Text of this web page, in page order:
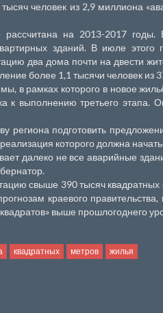
человек из 2,9 миллиона
на 2013-2017 годы.
зданий. В июле этого
два дома почти на двести
более 1,1 тысячи человек из
в рамках которого в новое
к выполнению третьего этапа.
региона подготовить
которого должна
далеко не все аварийные
свыше 390 тысяч квадратных
краевого
выше прошлогоднего
квадратных метров жилья